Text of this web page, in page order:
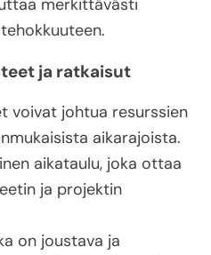
merkittävästi
ja ratkaisut
voivat johtua resurssien
aikarajoista.
aikataulu, joka ottaa
ja projektin
on joustava ja